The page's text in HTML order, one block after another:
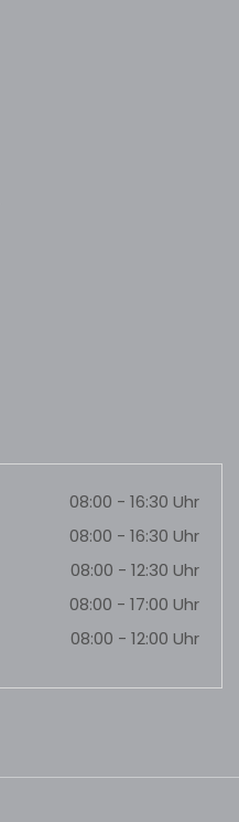
08:00 - 16:30 Uhr
08:00 - 16:30 Uhr
08:00 - 12:30 Uhr
08:00 - 17:00 Uhr
08:00 - 12:00 Uhr